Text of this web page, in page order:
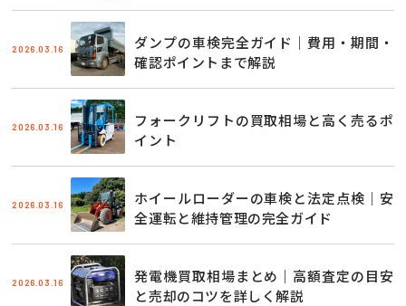
2026.03.16
ダンプの車検完全ガイド｜費用・期間・
確認ポイントまで解説
2026.03.16
フォークリフトの買取相場と高く売るポ
イント
2026.03.16
ホイールローダーの車検と法定点検｜安
全運転と維持管理の完全ガイド
2026.03.16
発電機買取相場まとめ｜高額査定の目安
と売却のコツを詳しく解説